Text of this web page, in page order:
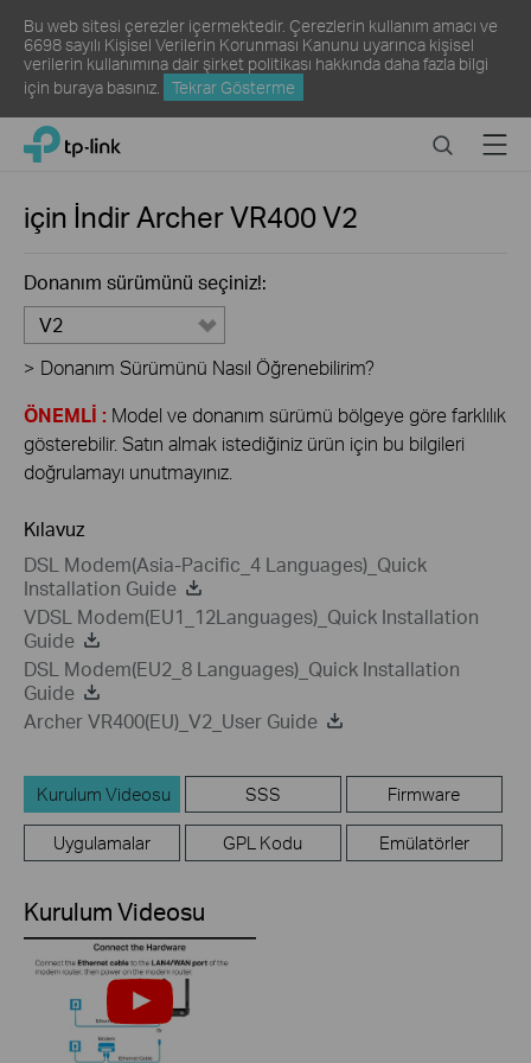
Bu web sitesi çerezler içermektedir. Çerezlerin kullanım amacı ve
6698 sayılı Kişisel Verilerin Korunması Kanunu uyarınca kişisel
verilerin kullanımına dair şirket politikası hakkında daha fazla bilgi
için buraya basınız. Tekrar Gösterme
Click
navigation
TP-Link, Reliably Smart SearchMenu
için İndirArcher VR400V2
Donanım sürümünü seçiniz!:
V2
> Donanım Sürümünü Nasıl Öğrenebilirim?
ÖNEMLİ : Model ve donanım sürümü bölgeye göre farklılık
gösterebilir. Satın almak istediğiniz ürün için bu bilgileri
doğrulamayı unutmayınız.
Kılavuz
DSL Modem(Asia-Pacific_4 Languages)_Quick
Installation Guide
VDSL Modem(EU1_12Languages)_Quick Installation
Guide
DSL Modem(EU2_8 Languages)_Quick Installation
Guide
Archer VR400(EU)_V2_User Guide
Kurulum Videosu SSS Firmware
Uygulamalar GPL Kodu Emülatörler
Kurulum Videosu